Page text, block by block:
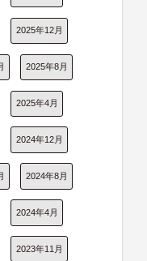
2025年12月
2025年8月
2025年4月
2024年12月
2024年8月
2024年4月
2023年11月